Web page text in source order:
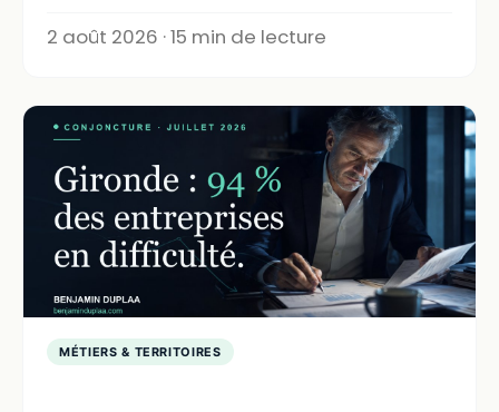
2 août 2026 · 15 min de lecture
MÉTIERS & TERRITOIRES